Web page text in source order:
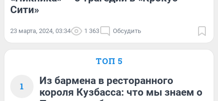
Сити»
23 марта, 2024, 03:34 1 363 Обсудить
ТОП 5
1
Из бармена в ресторанного
короля Кузбасса: что мы знаем о